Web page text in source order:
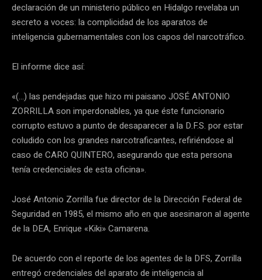
declaración de un ministerio público en Hidalgo revelaba un
secreto a voces: la complicidad de los aparatos de
inteligencia gubernamentales con los capos del narcotráfico.
El informe dice así:
«(…) las pendejadas que hizo mi paisano JOSÉ ANTONIO
ZORRILLA son imperdonables, ya que éste funcionario
corrupto estuvo a punto de desaparecer a la D.F.S. por estar
coludido con los grandes narcotraficantes, refiriéndose al
caso de CARO QUINTERO, asegurando que esta persona
tenía credenciales de esta oficina».
José Antonio Zorrilla fue director de la Dirección Federal de
Seguridad en 1985, el mismo año en que asesinaron al agente
de la DEA, Enrique «Kiki» Camarena.
De acuerdo con el reporte de los agentes de la DFS, Zorrilla
entregó credenciales del aparato de inteligencia al